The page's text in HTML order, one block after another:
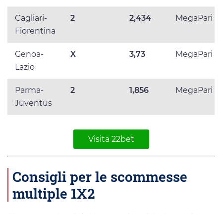
Cagliari-
Fiorentina
2 2,434 MegaPari
Genoa-
Lazio
X 3,73 MegaPari
Parma-
Juventus
2 1,856 MegaPari
Visita 22bet
Consigli per le scommesse
multiple 1X2